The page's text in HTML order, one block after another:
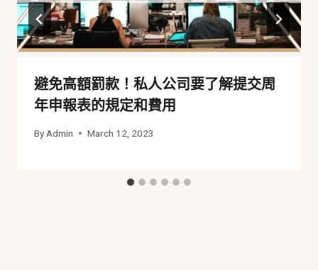
避免高額罰款！私人公司要了解提交周
年申報表的規定和費用
By Admin March 12, 2023